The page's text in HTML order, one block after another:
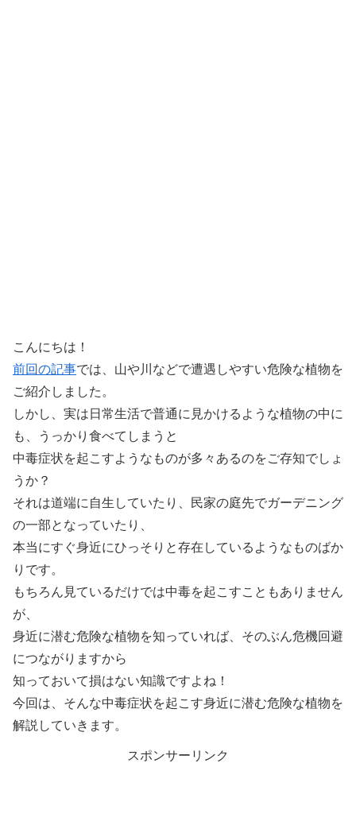
こんにちは！
前回の記事では、山や川などで遭遇しやすい危険な植物を
ご紹介しました。
しかし、実は日常生活で普通に見かけるような植物の中に
も、うっかり食べてしまうと
中毒症状を起こすようなものが多々あるのをご存知でしょ
うか？
それは道端に自生していたり、民家の庭先でガーデニング
の一部となっていたり、
本当にすぐ身近にひっそりと存在しているようなものばか
りです。
もちろん見ているだけでは中毒を起こすこともありません
が、
身近に潜む危険な植物を知っていれば、そのぶん危機回避
につながりますから
知っておいて損はない知識ですよね！
今回は、そんな中毒症状を起こす身近に潜む危険な植物を
解説していきます。
スポンサーリンク